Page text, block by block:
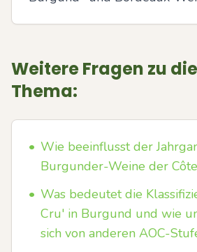
Weitere Fragen zu
Thema:
• Wie beeinflusst der
Burgunder-Weine der
• Was bedeutet die
Cru' in Burgund und wie
sich von anderen AOC-